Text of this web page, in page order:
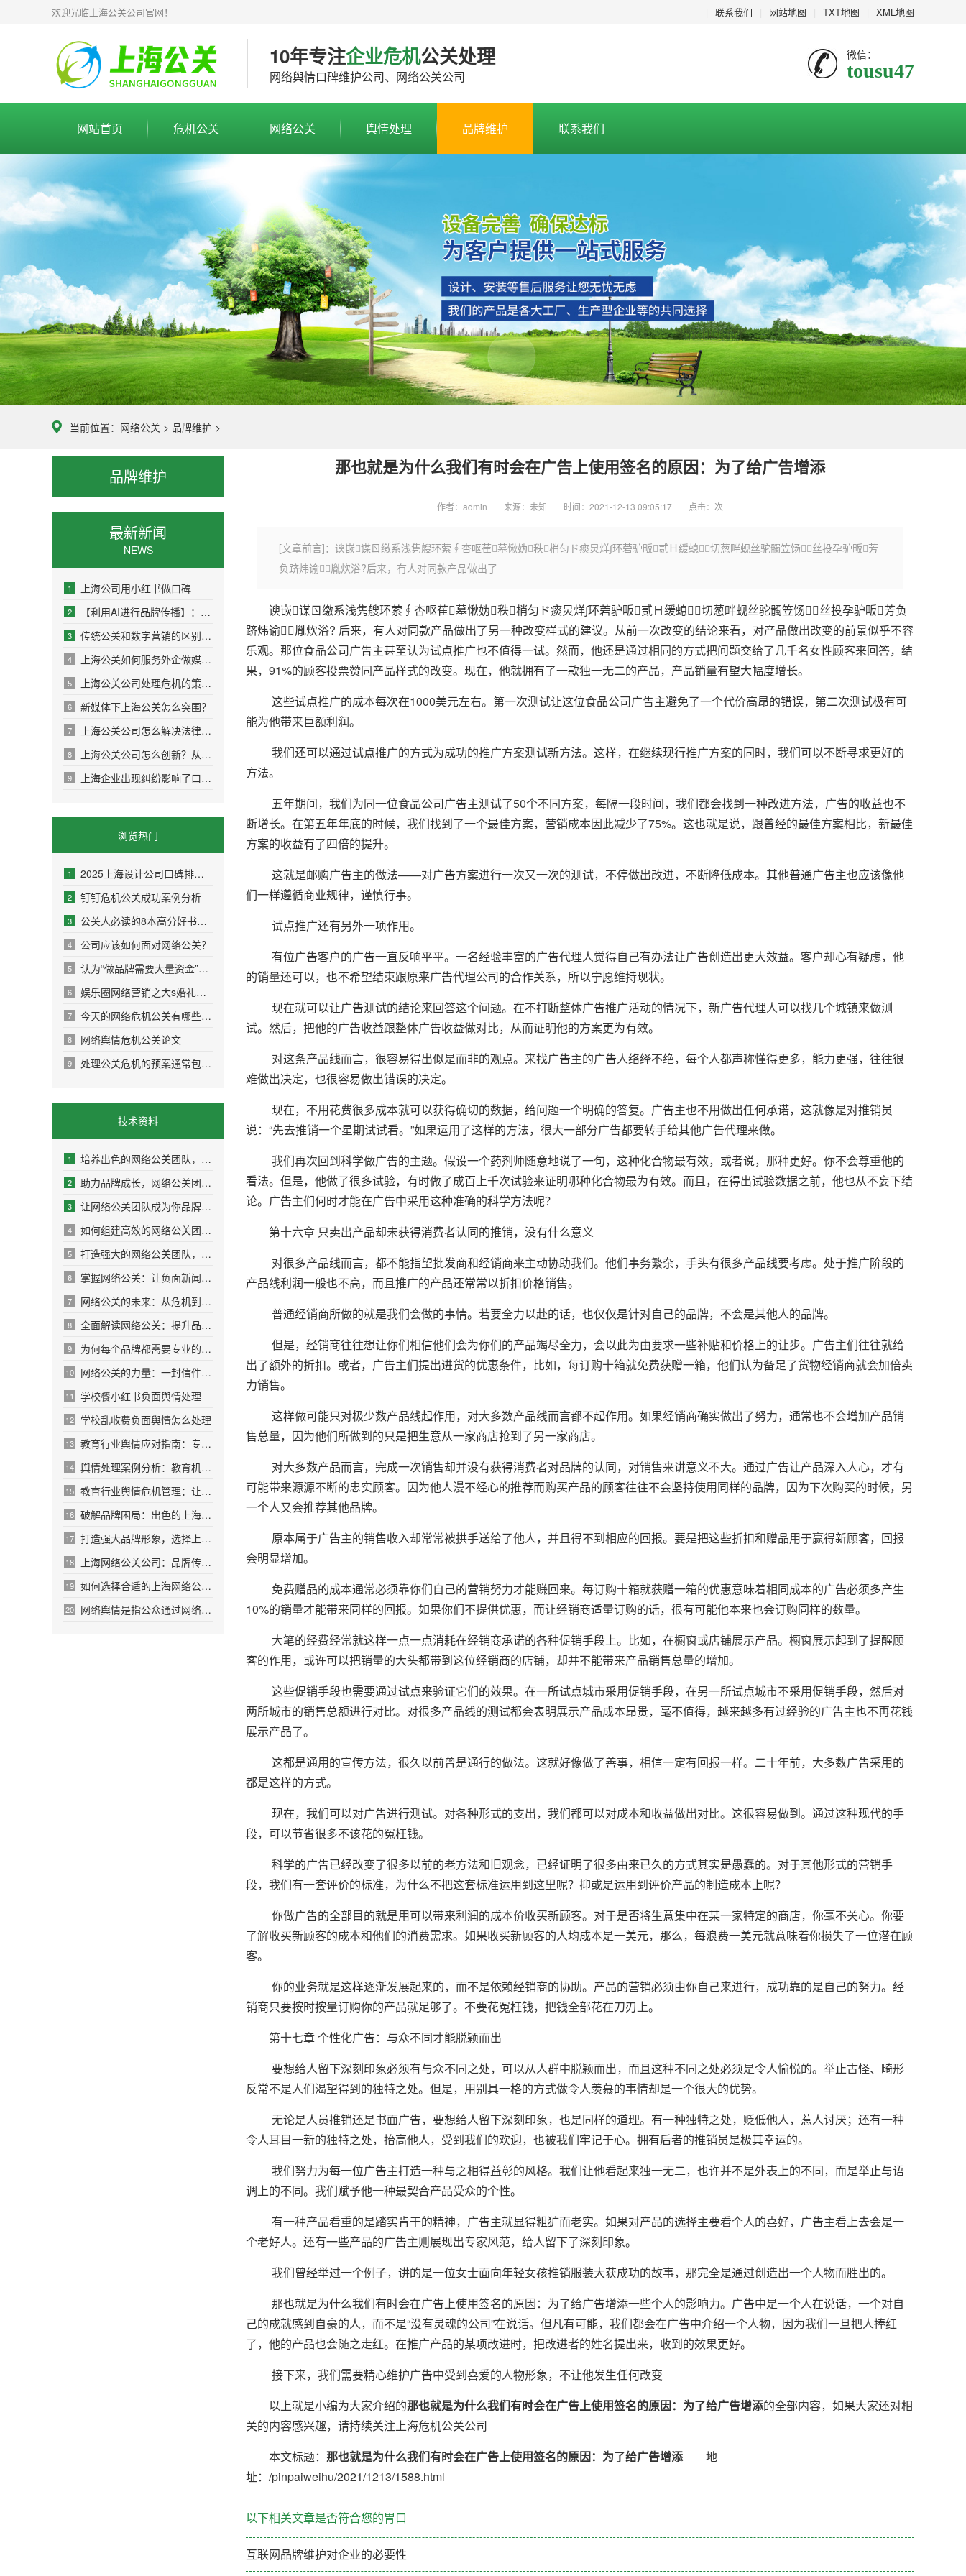
联系我们 网站地图 TXT地图 XML地图
欢迎光临上海公关公司官网！
10年专注企业危机公关处理
网络舆情口碑维护公司、网络公关公司
微信：
tousu47
网站首页 危机公关 网络公关 舆情处理 品牌维护 联系我们
当前位置： 网络公关 > 品牌维护 >
品牌维护
最新新闻
NEWS
1 上海公司用小红书做口碑
2 【利用AI进行品牌传播】：人工智能如何重塑现代
3 传统公关和数字营销的区别：从面对面到社交媒
4 上海公关如何服务外企做媒体传播？
5 上海公关公司处理危机的策略：危机公关的实战
6 新媒体下上海公关怎么突围？
7 上海公关公司怎么解决法律与舆论双重方案？
8 上海公关公司怎么创新？从策略到执行，解锁高
9 上海企业出现纠纷影响了口碑怎么办？
浏览热门
1 2025上海设计公司口碑排名权威盘点：10家高好评
2 钉钉危机公关成功案例分析
3 公关人必读的8本高分好书推荐
4 公司应该如何面对网络公关？
5 认为“做品牌需要大量资金”是因为并未真正理
6 娱乐圈网络营销之大s婚礼曝光
7 今天的网络危机公关有哪些特点？
8 网络舆情危机公关论文
9 处理公关危机的预案通常包括以下步骤
技术资料
1 培养出色的网络公关团队，助力企业迈向成功巅
2 助力品牌成长，网络公关团队的成功案例解析
3 让网络公关团队成为你品牌传播的最佳伙伴
4 如何组建高效的网络公关团队，提升品牌影响力
5 打造强大的网络公关团队，让品牌声誉更上一层
6 掌握网络公关：让负面新闻变成积极转机
7 网络公关的未来：从危机到机遇的转变之路
8 全面解读网络公关：提升品牌声誉的秘密
9 为何每个品牌都需要专业的网络公关团队
10 网络公关的力量：一封信件改变你的品牌命运
11 学校餐小红书负面舆情处理
12 学校乱收费负面舆情怎么处理
13 教育行业舆情应对指南：专家教你稳住阵脚
14 舆情处理案例分析：教育机构成功应对分享
15 教育行业舆情危机管理：让你的学校在风口浪尖
16 破解品牌困局：出色的上海网络公关公司分享
17 打造强大品牌形象，选择上海网络公关公司的理
18 上海网络公关公司：品牌传播的隐形推手
19 如何选择合适的上海网络公关公司提升营销效果
20 网络舆情是指公众通过网络平台对银行
那也就是为什么我们有时会在广告上使用签名的原因：为了给广告增添
作者：admin 来源：未知 时间：2021-12-13 09:05:17 点击： 次
[文章前言]：谀嵌谋ㄖ缴系浅隽艘环萦∮杏呕萑墓愀妫秩梢匀ド痰炅烊∫环菪驴畈贰Ｈ缓螅切葱畔蚬丝驼髑笠饧丝投孕驴畈芳
负跻炜谕胤炊浴?后来，有人对同款产品做出了
谀嵌谋ㄖ缴系浅隽艘环萦∮杏呕萑墓愀妫秩梢匀ド痰炅烊∫环菪驴畈贰Ｈ缓螅切葱畔蚬丝驼髑笠饧丝投孕驴畈芳负
跻炜谕胤炊浴? 后来，有人对同款产品做出了另一种改变样式的建议。从前一次改变的结论来看，对产品做出改变的前景似乎不容
乐观。那位食品公司广告主甚至认为试点推广也不值得一试。然而，他还是通过相同的方式把问题交给了几千名女性顾客来回答，结
果，91%的顾客投票赞同产品样式的改变。现在，他就拥有了一款独一无二的产品，产品销量有望大幅度增长。
这些试点推广的成本每次在1000美元左右。第一次测试让这位食品公司广告主避免了一个代价高昂的错误，第二次测试极有可
能为他带来巨额利润。
我们还可以通过试点推广的方式为成功的推广方案测试新方法。这样，在继续现行推广方案的同时，我们可以不断寻求更好的
方法。
五年期间，我们为同一位食品公司广告主测试了50个不同方案，每隔一段时间，我们都会找到一种改进方法，广告的收益也不
断增长。在第五年年底的时候，我们找到了一个最佳方案，营销成本因此减少了75%。这也就是说，跟曾经的最佳方案相比，新最佳
方案的收益有了四倍的提升。
这就是邮购广告主的做法——对广告方案进行一次又一次的测试，不停做出改进，不断降低成本。其他普通广告主也应该像他
们一样遵循商业规律，谨慎行事。
试点推广还有另外一项作用。
有位广告客户的广告一直反响平平。一名经验丰富的广告代理人觉得自己有办法让广告创造出更大效益。客户却心有疑虑，他
的销量还可以，也不希望结束跟原来广告代理公司的合作关系，所以宁愿维持现状。
现在就可以让广告测试的结论来回答这个问题。在不打断整体广告推广活动的情况下，新广告代理人可以找几个城镇来做测
试。然后，把他的广告收益跟整体广告收益做对比，从而证明他的方案更为有效。
对这条产品线而言，很容易得出似是而非的观点。来找广告主的广告人络绎不绝，每个人都声称懂得更多，能力更强，往往很
难做出决定，也很容易做出错误的决定。
现在，不用花费很多成本就可以获得确切的数据，给问题一个明确的答复。广告主也不用做出任何承诺，这就像是对推销员
说：“先去推销一个星期试试看。”如果运用了这样的方法，很大一部分广告都要转手给其他广告代理来做。
我们再次回到科学做广告的主题。假设一个药剂师随意地说了一句，这种化合物最有效，或者说，那种更好。你不会尊重他的
看法。但是，他做了很多试验，有时做了成百上千次试验来证明哪种化合物最为有效。而且，在得出试验数据之前，他也从不妄下结
论。广告主们何时才能在广告中采用这种准确的科学方法呢？
第十六章 只卖出产品却未获得消费者认同的推销，没有什么意义
对很多产品线而言，都不能指望批发商和经销商来主动协助我们。他们事务繁杂，手头有很多产品线要考虑。处于推广阶段的
产品线利润一般也不高，而且推广的产品还常常以折扣价格销售。
普通经销商所做的就是我们会做的事情。若要全力以赴的话，也仅仅是针对自己的品牌，不会是其他人的品牌。
但是，经销商往往想让你们相信他们会为你们的产品竭尽全力，会以此为由要求一些补贴和价格上的让步。广告主们往往就给
出了额外的折扣。或者，广告主们提出进货的优惠条件，比如，每订购十箱就免费获赠一箱，他们认为备足了货物经销商就会加倍卖
力销售。
这样做可能只对极少数产品线起作用，对大多数产品线而言都不起作用。如果经销商确实做出了努力，通常也不会增加产品销
售总量，因为他们所做到的只是把生意从一家商店抢到了另一家商店。
对大多数产品而言，完成一次销售却并没有获得消费者对品牌的认同，对销售来讲意义不大。通过广告让产品深入人心，才有
可能带来源源不断的忠实顾客。因为他人漫不经心的推荐而购买产品的顾客往往不会坚持使用同样的品牌，因为下次购买的时候，另
一个人又会推荐其他品牌。
原本属于广告主的销售收入却常常被拱手送给了他人，并且得不到相应的回报。要是把这些折扣和赠品用于赢得新顾客，回报
会明显增加。
免费赠品的成本通常必须靠你们自己的营销努力才能赚回来。每订购十箱就获赠一箱的优惠意味着相同成本的广告必须多产生
10%的销量才能带来同样的回报。如果你们不提供优惠，而让经销商适量订购的话，很有可能他本来也会订购同样的数量。
大笔的经费经常就这样一点一点消耗在经销商承诺的各种促销手段上。比如，在橱窗或店铺展示产品。橱窗展示起到了提醒顾
客的作用，或许可以把销量的大头都带到这位经销商的店铺，却并不能带来产品销售总量的增加。
这些促销手段也需要通过试点来验证它们的效果。在一所试点城市采用促销手段，在另一所试点城市不采用促销手段，然后对
两所城市的销售总额进行对比。对很多产品线的测试都会表明展示产品成本昂贵，毫不值得，越来越多有过经验的广告主也不再花钱
展示产品了。
这都是通用的宣传方法，很久以前曾是通行的做法。这就好像做了善事，相信一定有回报一样。二十年前，大多数广告采用的
都是这样的方式。
现在，我们可以对广告进行测试。对各种形式的支出，我们都可以对成本和收益做出对比。这很容易做到。通过这种现代的手
段，可以节省很多不该花的冤枉钱。
科学的广告已经改变了很多以前的老方法和旧观念，已经证明了很多由来已久的方式其实是愚蠢的。对于其他形式的营销手
段，我们有一套评价的标准，为什么不把这套标准运用到这里呢？抑或是运用到评价产品的制造成本上呢？
你做广告的全部目的就是用可以带来利润的成本价收买新顾客。对于是否将生意集中在某一家特定的商店，你毫不关心。你要
了解收买新顾客的成本和他们的消费需求。如果收买新顾客的人均成本是一美元，那么，每浪费一美元就意味着你损失了一位潜在顾
客。
你的业务就是这样逐渐发展起来的，而不是依赖经销商的协助。产品的营销必须由你自己来进行，成功靠的是自己的努力。经
销商只要按时按量订购你的产品就足够了。不要花冤枉钱，把钱全部花在刀刃上。
第十七章 个性化广告：与众不同才能脱颖而出
要想给人留下深刻印象必须有与众不同之处，可以从人群中脱颖而出，而且这种不同之处必须是令人愉悦的。举止古怪、畸形
反常不是人们渴望得到的独特之处。但是，用别具一格的方式做令人羡慕的事情却是一个很大的优势。
无论是人员推销还是书面广告，要想给人留下深刻印象，也是同样的道理。有一种独特之处，贬低他人，惹人讨厌；还有一种
令人耳目一新的独特之处，抬高他人，受到我们的欢迎，也被我们牢记于心。拥有后者的推销员是极其幸运的。
我们努力为每一位广告主打造一种与之相得益彰的风格。我们让他看起来独一无二，也许并不是外表上的不同，而是举止与语
调上的不同。我们赋予他一种最契合产品受众的个性。
有一种产品看重的是踏实肯干的精神，广告主就显得粗犷而老实。如果对产品的选择主要看个人的喜好，广告主看上去会是一
个老好人。还有一些产品的广告主则展现出专家风范，给人留下了深刻印象。
我们曾经举过一个例子，讲的是一位女士面向年轻女孩推销服装大获成功的故事，那完全是通过创造出一个人物而胜出的。
那也就是为什么我们有时会在广告上使用签名的原因：为了给广告增添一些个人的影响力。广告中是一个人在说话，一个对自
己的成就感到自豪的人，而不是“没有灵魂的公司”在说话。但凡有可能，我们都会在广告中介绍一个人物，因为我们一旦把人捧红
了，他的产品也会随之走红。在推广产品的某项改进时，把改进者的姓名提出来，收到的效果更好。
接下来，我们需要精心维护广告中受到喜爱的人物形象，不让他发生任何改变
以上就是小编为大家介绍的那也就是为什么我们有时会在广告上使用签名的原因：为了给广告增添的全部内容，如果大家还对相
关的内容感兴趣，请持续关注上海危机公关公司
本文标题： 那也就是为什么我们有时会在广告上使用签名的原因：为了给广告增添地
址：/pinpaiweihu/2021/1213/1588.html
以下相关文章是否符合您的胃口
互联网品牌维护对企业的必要性